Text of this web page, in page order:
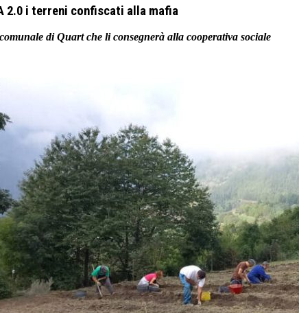
2.0 i terreni confiscati alla mafia
di Quart che li consegnerà alla cooperativa sociale